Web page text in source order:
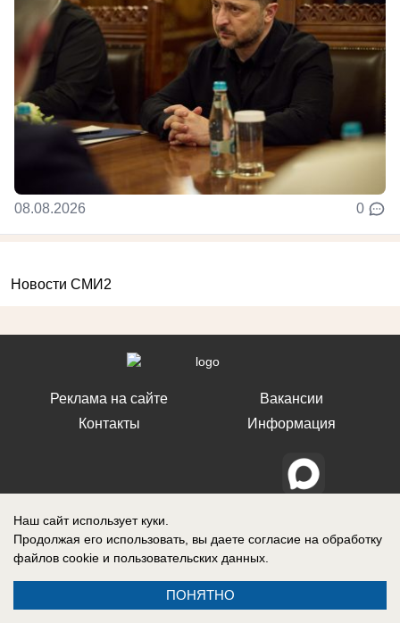
08.08.2026 0
Новости СМИ2
Реклама на сайте
Контакты
Вакансии
Информация
Регистрационный номер: Эл № ФС 77-76040, выдано Федеральной
службой по надзору в сфере связи, информационных технологий и
массовых коммуникаций (Роскомнадзор) 12 июля 2019 г.
Наш сайт использует куки.
Продолжая его использовать, вы даете согласие на обработку
файлов cookie и пользовательских данных.
ПОНЯТНО